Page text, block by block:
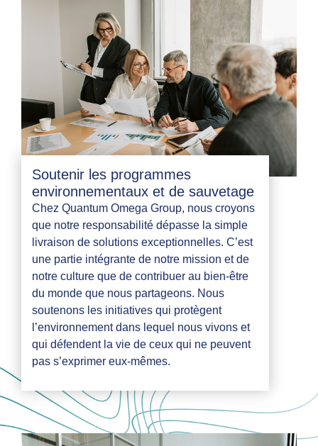
Soutenir les programmes
environnementaux et de sauvetage
Chez Quantum Omega Group, nous croyons
que notre responsabilité dépasse la simple
livraison de solutions exceptionnelles. C’est
une partie intégrante de notre mission et de
notre culture que de contribuer au bien-être
du monde que nous partageons. Nous
soutenons les initiatives qui protègent
l’environnement dans lequel nous vivons et
qui défendent la vie de ceux qui ne peuvent
pas s’exprimer eux-mêmes.